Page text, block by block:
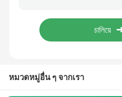
หมวดหมู่อื่น ๆ จากเรา